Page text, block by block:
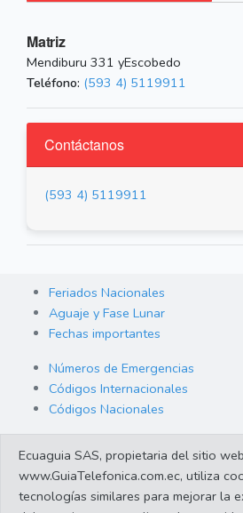
Matriz
Mendiburu 331 yEscobedo
Teléfono: (593 4) 5119911
Contáctanos
(593 4) 5119911
Feriados Nacionales
Aguaje y Fase Lunar
Fechas importantes
Números de Emergencias
Códigos Internacionales
Códigos Nacionales
Cambio de Divisas
Enlaces de interes
Ecuaguia SAS, propietaria del sitio web
www.GuiaTelefonica.com.ec, utiliza
tecnologías similares para mejorar la